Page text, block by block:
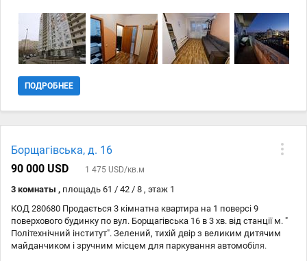
Великий балкон на кухню і кімнату з чудовим видом на місто.
Чудова інфраструктура, поряд ТРЦ Аркадія, ТРЦ Мармелад,
спортклуб, супермаркети. Транспортна розвязка дуже зручна: до м.
Шулявка - 10 хв., поруч лінія швидкісного трамваю. 1 власник,
ПОДРОБНЕЕ
Борщагівська, д. 16
90 000 USD
1 475 USD/кв.м
3 комнаты , площадь 61 / 42 / 8 , этаж 1
КОД 280680 Продається 3 кімнатна квартира на 1 поверсі 9
поверхового будинку по вул. Борщагівська 16 в 3 хв. від станції м. "
Політехнічний інститут". Зелений, тихій двір з великим дитячим
майданчиком і зручним місцем для паркування автомобіля.